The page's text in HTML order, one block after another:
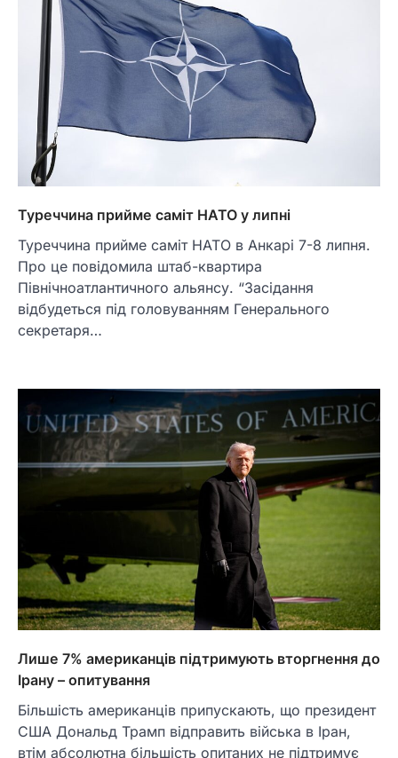
Туреччина прийме саміт НАТО у липні
Туреччина прийме саміт НАТО в Анкарі 7-8 липня.
Про це повідомила штаб-квартира
Північноатлантичного альянсу. “Засідання
відбудеться під головуванням Генерального
секретаря…
Лише 7% американців підтримують вторгнення до
Ірану – опитування
Більшість американців припускають, що президент
США Дональд Трамп відправить війська в Іран,
втім абсолютна більшість опитаних не підтримує